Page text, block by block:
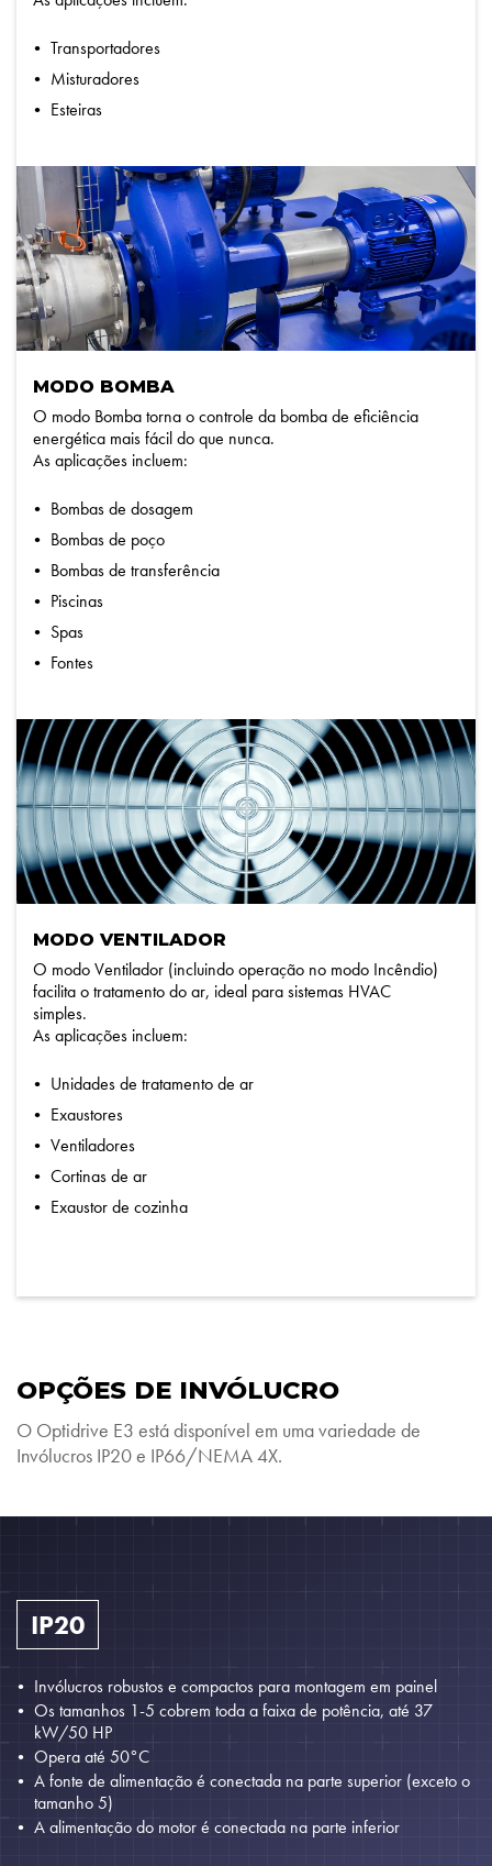
Transportadores
Misturadores
Esteiras
MODO BOMBA
O modo Bomba torna o controle da bomba de eficiência
energética mais fácil do que nunca.
As aplicações incluem:
Bombas de dosagem
Bombas de poço
Bombas de transferência
Piscinas
Spas
Fontes
MODO VENTILADOR
O modo Ventilador (incluindo operação no modo Incêndio)
facilita o tratamento do ar, ideal para sistemas HVAC
simples.
As aplicações incluem:
Unidades de tratamento de ar
Exaustores
Ventiladores
Cortinas de ar
Exaustor de cozinha
OPÇÕES DE INVÓLUCRO
O Optidrive E3 está disponível em uma variedade de
Invólucros IP20 e IP66/NEMA 4X.
IP20
Invólucros robustos e compactos para montagem em painel
Os tamanhos 1-5 cobrem toda a faixa de potência, até 37
kW/50 HP
Opera até 50°C
A fonte de alimentação é conectada na parte superior (exceto o
tamanho 5)
A alimentação do motor é conectada na parte inferior